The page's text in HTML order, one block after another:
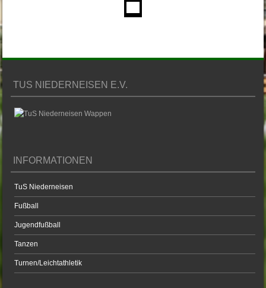
TUS NIEDERNEISEN E.V.
INFORMATIONEN
TuS Niederneisen
Fußball
Jugendfußball
Tanzen
Turnen/Leichtathletik